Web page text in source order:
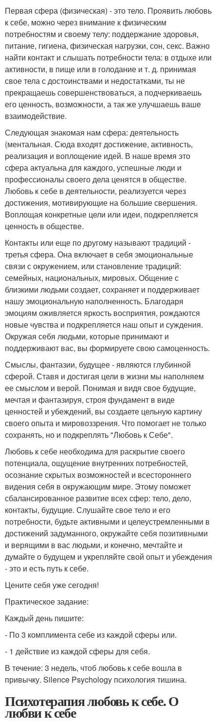
Первая сфера (физическая) - это тело. Проявить любовь
к себе, можно через внимание к физическим
потребностям и своему телу: поддержание здоровья,
питание, гигиена, физическая нагрузки, сон, секс. Важно
найти контакт и слышать потребности тела: в отдыхе или
активности, в пище или в голодание и т. д. принимая
свое тела с достоинствами и недостатками, ты не
прекращаешь совершенствоваться, а подчеркиваешь
его ценность, возможности, а так же улучшаешь ваше
взаимодействие.
Следующая знакомая нам сфера: деятельность
(ментальная. Сюда входят достижение, активность,
реализация и воплощение идей. В наше время это
сфера актуальна для каждого, успешные люди и
профессионалы своего дела ценятся в обществе.
Любовь к себе в деятельности, реализуется через
достижения, мотивирующие на большие свершения.
Воплощая конкретные цели или идеи, подкрепляется
ценность в обществе.
Контакты или еще по другому называют традиций -
третья сфера. Она включает в себя эмоциональные
связи с окружением, или становление традиций:
семейных, национальных, мировых. Общение с
близкими людьми создает, сохраняет и поддерживает
нашу эмоциональную наполненность. Благодаря
эмоциям оживляется яркость восприятия, рождаются
новые чувства и подкрепляется наш опыт и суждения.
Окружая себя людьми, которые принимают и
поддерживают вас, вы формируете свою самоценность.
Смыслы, фантазии, будущее - являются глубинной
сферой. Ставя и достигая цели в жизни мы наполняем
ее смыслом и верой. Понимая и видя свое будущие,
мечтая и фантазируя, строя фундамент в виде
ценностей и убеждений, вы создаете цельную картину
своего опыта и мировоззрения. Что помогает не только
сохранять, но и подкреплять "Любовь к Себе".
Любовь к себе необходима для раскрытие своего
потенциала, ощущение внутренних потребностей,
осознание скрытых возможностей и всестороннего
видения себя в окружающим мире. Этому поможет
сбалансированное развитие всех сфер: тело, дело,
контакты, будущие. Слушайте свое тело и его
потребности, будьте активными и целеустремленными в
достижений задуманного, окружайте себя позитивными
и верящими в вас людьми, и конечно, мечтайте и
думайте о будущем и укрепляйте свой опыт и убеждения
- это и есть путь к себе.
Цените себя уже сегодня!
Практическое задание:
Каждый день пишите:
- По 3 комплимента себе из каждой сферы или.
- 1 действие из каждой сферы для себя.
В течение: 3 недель, чтоб любовь к себе вошла в
привычку. Silence Psychology психология тишина.
Психотерапия любовь к себе. О
любви к себе